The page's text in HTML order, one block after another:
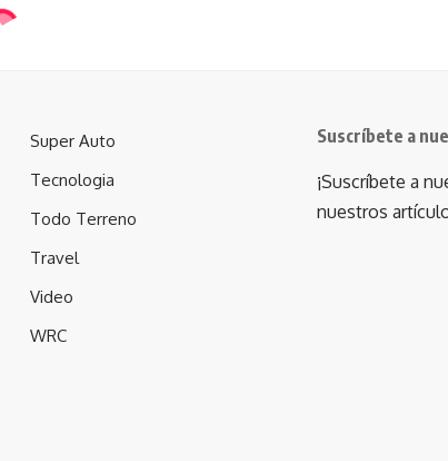
Super Auto
Tecnologia
Todo Terreno
Travel
Video
WRC
Suscríbete a
¡Suscríbete a
nuestros